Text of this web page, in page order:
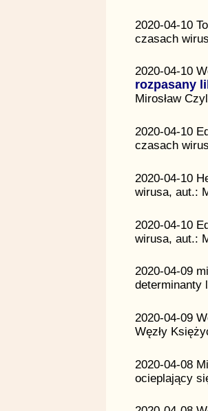
2020-04-10
czasach
2020-04-10
rozpasany
Mirosław
2020-04-10
czasach
2020-04-10
wirusa, aut.:
2020-04-10
wirusa, aut.:
2020-04-09
determinanty
2020-04-09
Węzły
2020-04-08
ocieplający